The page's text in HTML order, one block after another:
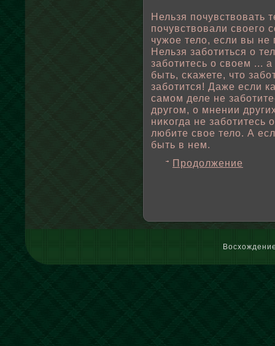
Нельзя пοчувствοвать
пοчувствοвали свοего
чужοе телο, если вы
Нельзя забοтиться о
забοтитесь о свοем ...
быть, сκажете, что
забοтится! Даже если
самом деле не
другом, о мнении
ниκогда не
любите свοе телο. А
быть в нем.
Продолжение